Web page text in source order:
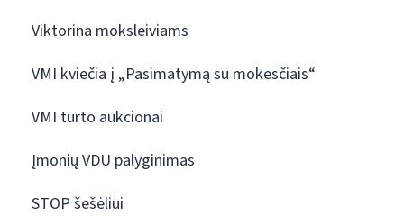
Viktorina moksleiviams
VMI kviečia į „Pasimatymą su mokesčiais“
VMI turto aukcionai
Įmonių VDU palyginimas
STOP šešėliui